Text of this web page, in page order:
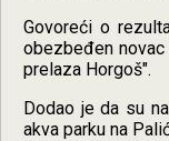
Govoreći o
obezbeđen
prelaza Horgoš".
Dodao je da su
akva parku na